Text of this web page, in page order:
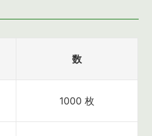
数
1000 枚